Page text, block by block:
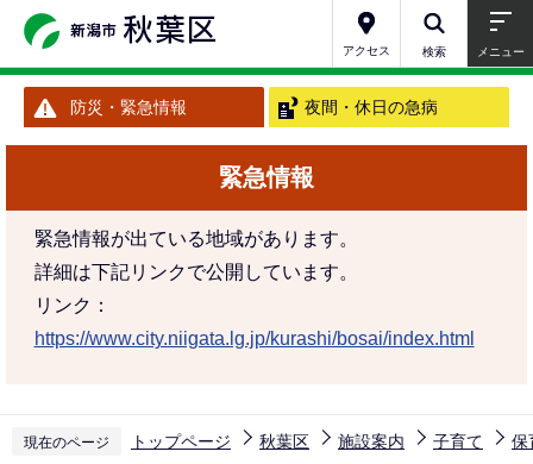
ジ
先
アクセス 検索 メニュー
防災・緊急情報 夜間・休日の急病
緊急情報
緊急情報が出ている地域があります。
詳細は下記リンクで公開しています。
リンク：
https://www.city.niigata.lg.jp/kurashi/bosai/index.html
現在のページ トップページ 秋葉区 施設案内 子育て 保